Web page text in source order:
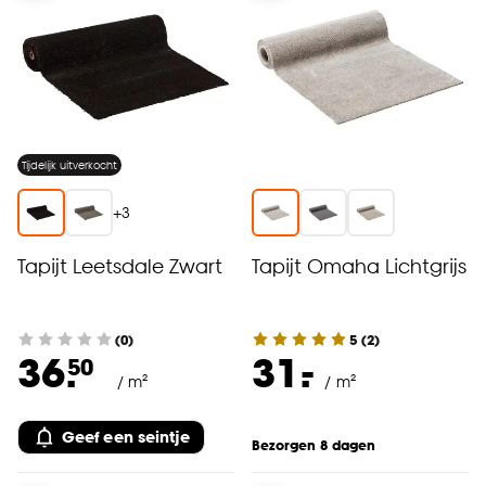
Goed om te weten is dat je deze keuze altijd nog
kan aanpassen, bekijk hiervoor onze
cookieverklaring
Tijdelijk uitverkocht
+3
Tapijt Leetsdale Zwart
(0)
36.50
/ m²
Geef een seintje
Tapijt Omaha Lichtgrijs
5 (2)
31.
- / m²
Bezorgen 8 dagen